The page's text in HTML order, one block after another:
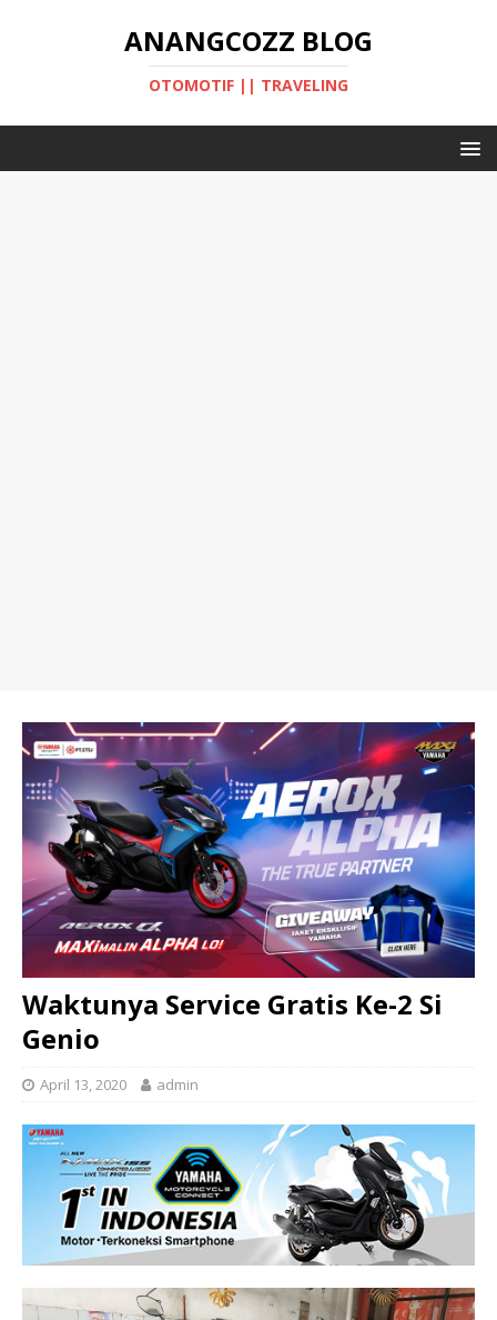
ANANGCOZZ BLOG
OTOMOTIF || TRAVELING
Waktunya Service Gratis Ke-2 Si
Genio
April 13, 2020 admin